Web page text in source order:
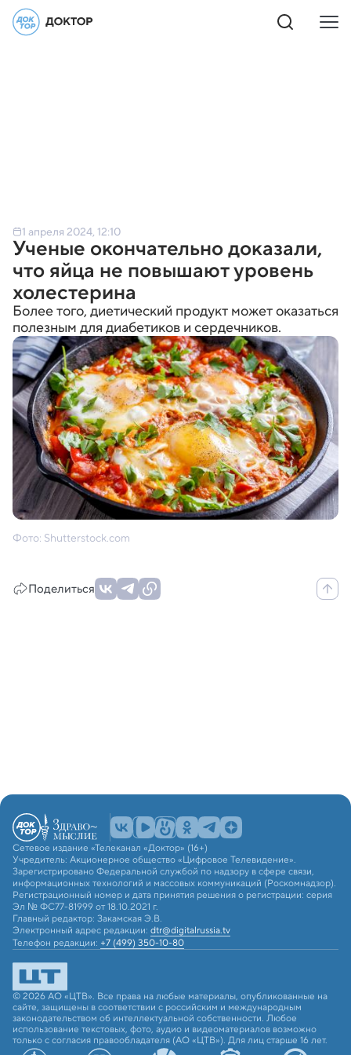
1 апреля 2024, 12:10
Ученые окончательно доказали,
что яйца не повышают уровень
холестерина
Более того, диетический продукт может оказаться
полезным для диабетиков и сердечников.
Фото: Shutterstock.com
Поделиться
Сетевое издание «Телеканал «Доктор» (16+)
Учредитель: Акционерное общество «Цифровое Телевидение».
Зарегистрировано Федеральной службой по надзору в сфере связи,
информационных технологий и массовых коммуникаций (Роскомнадзор).
Регистрационный номер и дата принятия решения о регистрации: серия
Эл № ФС77-81999 от 18.10.2021 г.
Главный редактор: Закамская Э.В.
Электронный адрес редакции: dtr@digitalrussia.tv
Телефон редакции: +7 (499) 350-10-80
© 2026 АО «ЦТВ». Все права на любые материалы, опубликованные на
сайте, защищены в соответствии с российским и международным
законодательством об интеллектуальной собственности. Любое
использование текстовых, фото, аудио и видеоматериалов возможно
только с согласия правообладателя (АО «ЦТВ»). Для лиц старше 16 лет.